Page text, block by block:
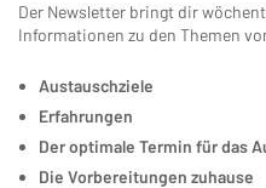
Der Newsletter bringt dir
Informationen zu den Themen
Austauschziele
Erfahrungen
Der optimale Termin für das
Die Vorbereitungen zuhause